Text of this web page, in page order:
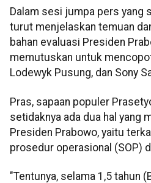
Dalam sesi jumpa pers yang
turut menjelaskan temuan
bahan evaluasi Presiden
memutuskan untuk
Lodewyk Pusung, dan Sony
Pras, sapaan populer
setidaknya ada dua hal yang
Presiden Prabowo, yaitu
prosedur operasional (SOP)
"Tentunya, selama 1,5 tahun